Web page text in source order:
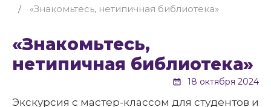
«Знакомьтесь, нетипичная библиотека»
«Знакомьтесь,
нетипичная библиотека»
18 октября 2024
Экскурсия с мастер-классом для студентов и